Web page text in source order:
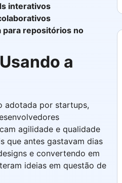
interativos
para repositórios no
a
adotada por startups,
agilidade e qualidade
que antes gastavam dias
e convertendo em
ideias em questão de